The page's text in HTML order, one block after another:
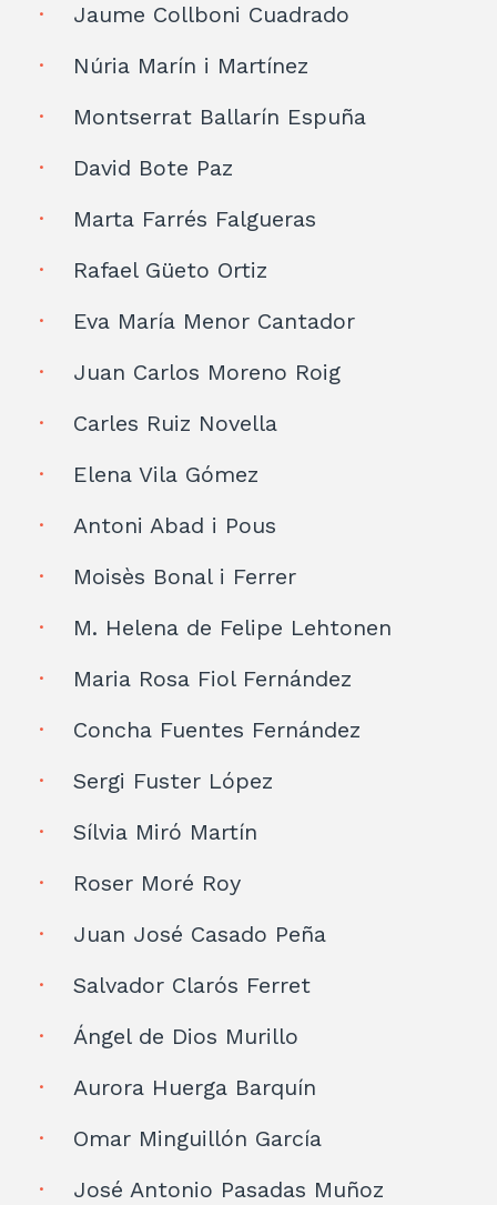
Jaume Collboni Cuadrado
Núria Marín i Martínez
Montserrat Ballarín Espuña
David Bote Paz
Marta Farrés Falgueras
Rafael Güeto Ortiz
Eva María Menor Cantador
Juan Carlos Moreno Roig
Carles Ruiz Novella
Elena Vila Gómez
Antoni Abad i Pous
Moisès Bonal i Ferrer
M. Helena de Felipe Lehtonen
Maria Rosa Fiol Fernández
Concha Fuentes Fernández
Sergi Fuster López
Sílvia Miró Martín
Roser Moré Roy
Juan José Casado Peña
Salvador Clarós Ferret
Ángel de Dios Murillo
Aurora Huerga Barquín
Omar Minguillón García
José Antonio Pasadas Muñoz